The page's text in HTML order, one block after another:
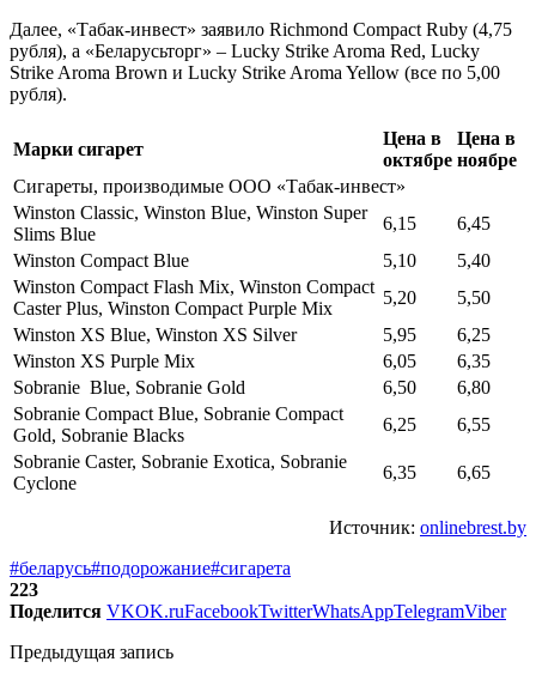
Далее, «Табак-инвест» заявило Richmond Compact Ruby (4,75
рубля), а «Беларусьторг» – Lucky Strike Aroma Red, Lucky
Strike Aroma Brown и Lucky Strike Aroma Yellow (все по 5,00
рубля).
Марки сигарет
Цена в
октябре
Цена в
ноябре
Сигареты, производимые ООО «Табак-инвест»
Winston Classic, Winston Blue, Winston Super
Slims Blue
6,15
6,45
Winston Compact Blue
5,10
5,40
Winston Compact Flash Mix, Winston Compact
Caster Plus, Winston Compact Purple Mix
5,20
5,50
Winston XS Blue, Winston XS Silver
5,95
6,25
Winston XS Purple Mix
6,05
6,35
Sobranie Blue, Sobranie Gold
6,50
6,80
Sobranie Compact Blue, Sobranie Compact
Gold, Sobranie Blacks
6,25
6,55
Sobranie Caster, Sobranie Exotica, Sobranie
Cyclone
6,35 6,65
Источник: onlinebrest.by
#беларусь#подорожание#сигарета
223
Поделится VKOK.ruFacebookTwitterWhatsAppTelegramViber
Предыдущая запись